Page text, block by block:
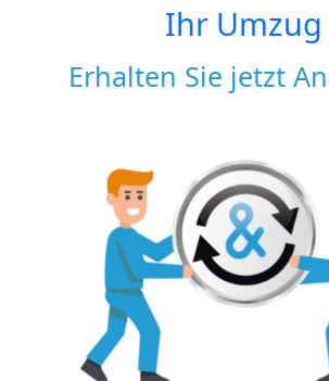
Ihr Umzug
Erhalten Sie jetzt